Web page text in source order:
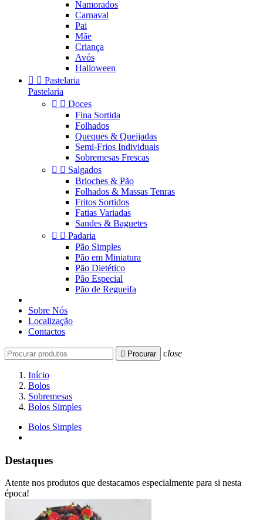
Namorados
Carnaval
Pai
Mãe
Criança
Avós
Halloween
  Pastelaria
Pastelaria
  Doces
Fina Sortida
Folhados
Queques & Queijadas
Semi-Frios Individuais
Sobremesas Frescas
  Salgados
Brioches & Pão
Folhados & Massas Tenras
Fritos Sortidos
Fatias Variadas
Sandes & Baguetes
  Padaria
Pão Simples
Pão em Miniatura
Pão Dietético
Pão Especial
Pão de Regueifa
Sobre Nós
Localização
Contactos
 Procurar close
Início
Bolos
Sobremesas
Bolos Simples
Bolos Simples
Destaques
Atente nos produtos que destacamos especialmente para si nesta
época!